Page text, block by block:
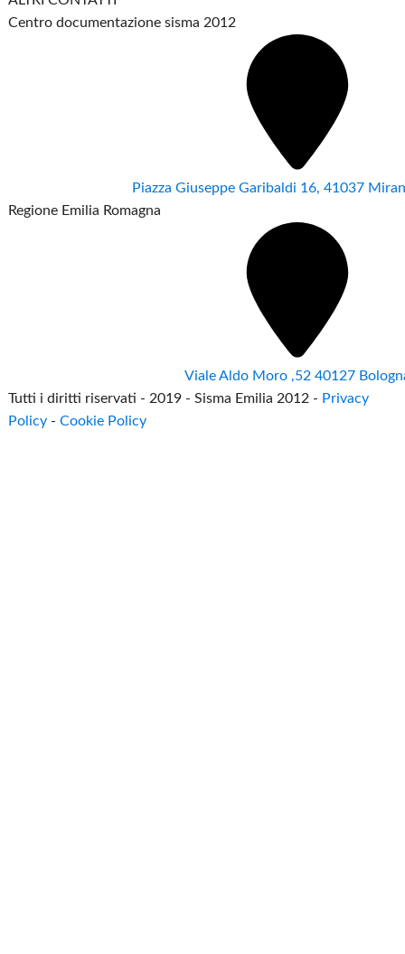
Centro documentazione sisma 2012
Piazza Giuseppe Garibaldi 16, 41037
Regione Emilia Romagna
Viale Aldo Moro ,52 40127
Tutti i diritti riservati - 2019 - Sisma Emilia 2012 - Privacy
Policy -Cookie Policy